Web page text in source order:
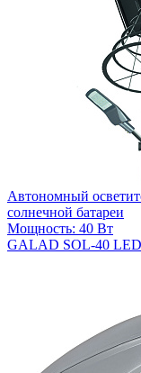
Автономный
солнечной батареи
Мощность: 40 Вт
GALAD SOL-40 LED